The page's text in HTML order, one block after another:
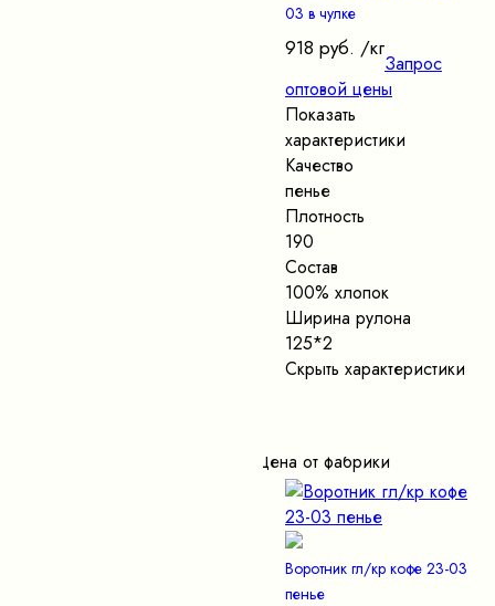
03 в чулке
918 руб. /кг
Запрос
оптовой цены
Показать
характеристики
Качество
пенье
Плотность
190
Состав
100% хлопок
Ширина рулона
125*2
Скрыть характеристики
Цена от фабрики
Воротник гл/кр кофе 23-03
пенье